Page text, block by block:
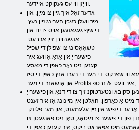
ווייַזן ווי עס געקוקט איידער.
אָדער זאָל איך גיין צו מייַן, און
מיר וועלן כאַפּן הערינג זייַן נעץ.
די שיף געגאנגען אויס צו ים און
אנגעהויבן זיין אַרבעט.
טשאָאָסינג צו שפּילן די שפּיל
פישערייַ אין אַזאַ אַ וועג איר
קענען ניט נאָר כאַפּן די מאַסע
ווי שאַרקס. די מער די רעזידאַנץ כאַפּן די סיז
און אָושאַנז, די מער Profits איר וועט. & נבספּ;
סקובאַ ונטערטוקנ זיך צו די דנאָ און פישערייַ
אַ כאַרפּון. האַלטן אין מיינונג אַז איר זענט
די פיש אין זיין עלעמענט, און מער פלינק.
פון די פישער צו מיטאָג, טאָן ניט פאַרגעסן צו
גאַמעס מיט אַפּאַראַט ביקס, איר קענען כאַפּן די